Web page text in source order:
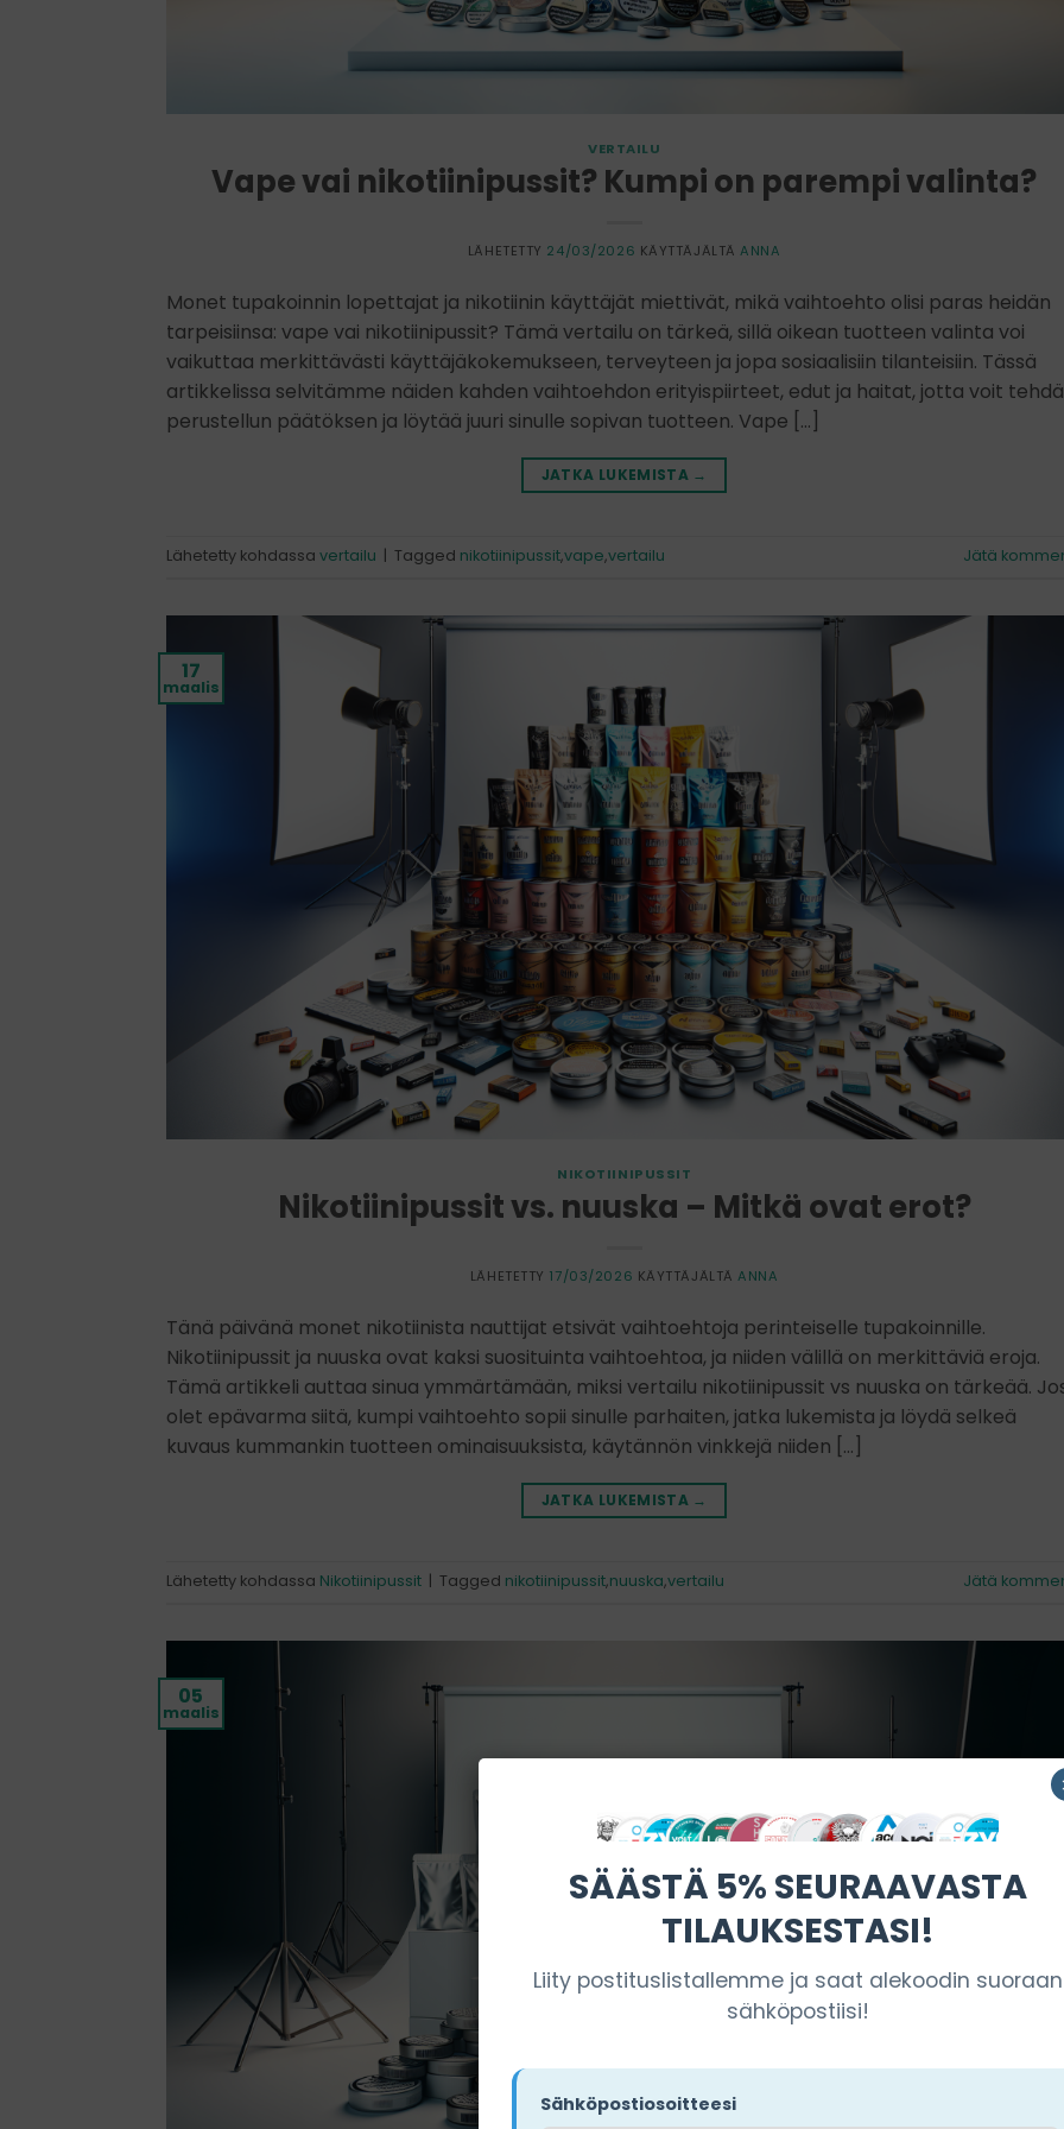
VERTAILU
Vape vai nikotiinipussit? Kumpi on parempi valinta?
LÄHETETTY 24/03/2026 KÄYTTÄJÄLTÄANNA
Monet tupakoinnin lopettajat ja nikotiinin käyttäjät miettivät, mikä vaihtoehto olisi paras heidän
tarpeisiinsa: vape vai nikotiinipussit? Tämä vertailu on tärkeä, sillä oikean tuotteen valinta voi
vaikuttaa merkittävästi käyttäjäkokemukseen, terveyteen ja jopa sosiaalisiin tilanteisiin. Tässä
artikkelissa selvitämme näiden kahden vaihtoehdon erityispiirteet, edut ja haitat, jotta voit tehdä
perustellun päätöksen ja löytää juuri sinulle sopivan tuotteen. Vape […]
JATKA LUKEMISTA →
Lähetetty kohdassa vertailu | Tagged nikotiinipussit,vape,vertailu Jätä
17
maalis
NIKOTIINIPUSSIT
Nikotiinipussit vs. nuuska – Mitkä ovat erot?
LÄHETETTY 17/03/2026 KÄYTTÄJÄLTÄANNA
Tänä päivänä monet nikotiinista nauttijat etsivät vaihtoehtoja perinteiselle tupakoinnille.
Nikotiinipussit ja nuuska ovat kaksi suosituinta vaihtoehtoa, ja niiden välillä on merkittäviä eroja.
Tämä artikkeli auttaa sinua ymmärtämään, miksi vertailu nikotiinipussit vs nuuska on tärkeää.
olet epävarma siitä, kumpi vaihtoehto sopii sinulle parhaiten, jatka lukemista ja löydä selkeä
kuvaus kummankin tuotteen ominaisuuksista, käytännön vinkkejä niiden […]
JATKA LUKEMISTA →
Lähetetty kohdassa Nikotiinipussit | Tagged nikotiinipussit,nuuska,vertailu Jätä
05
maalis
SÄÄSTÄ 5% SEURAAVASTA
TILAUKSESTASI!
Liity postituslistallemme ja saat alekoodin suoraan
sähköpostiisi!
Sähköpostiosoitteesi